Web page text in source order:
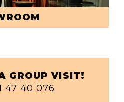
GROUP VISIT!
47 40 076